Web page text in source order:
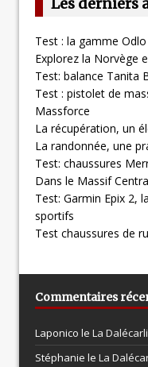
Test : la gamme
Explorez la Norvège
Test: balance Tanita
Test : pistolet de
Massforce
La récupération, un
La randonnée, une
Test: chaussures
Dans le Massif
Test: Garmin Epix 2,
sportifs
Test chaussures de
Commentaires
Laponico le La
Stéphanie le La